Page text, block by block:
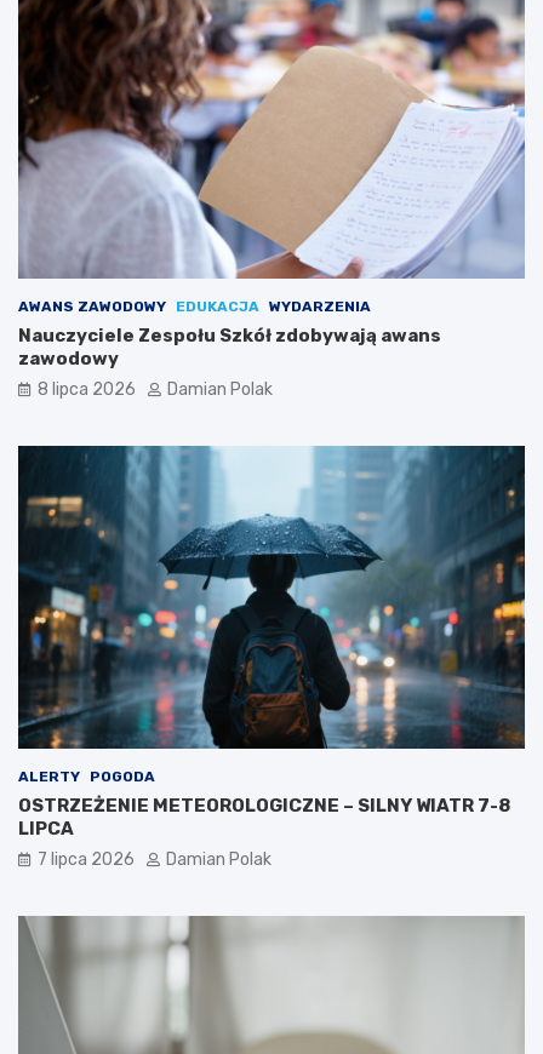
AWANS ZAWODOWY EDUKACJA WYDARZENIA
Nauczyciele Zespołu Szkół zdobywają awans
zawodowy
8 lipca 2026 Damian Polak
ALERTY POGODA
OSTRZEŻENIE METEOROLOGICZNE – SILNY WIATR 7-8
LIPCA
7 lipca 2026 Damian Polak